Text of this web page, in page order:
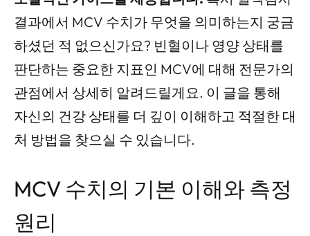
결과에서 MCV 수치가 무엇을 의미하는지 궁금
하셨던 적 없으신가요? 빈혈이나 영양 상태를
판단하는 중요한 지표인 MCV에 대해 전문가의
관점에서 상세히 알려드릴게요. 이 글을 통해
자신의 건강 상태를 더 깊이 이해하고 적절한 대
처 방법을 찾으실 수 있습니다.
MCV 수치의 기본 이해와 측정
원리